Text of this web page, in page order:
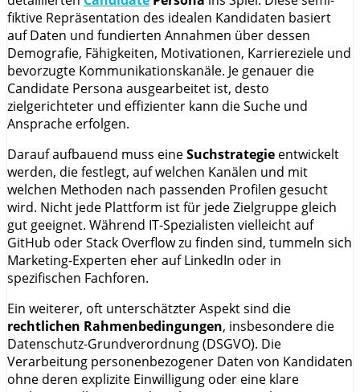
fiktive Repräsentation des idealen Kandidaten basiert
auf Daten und fundierten Annahmen über dessen
Demografie, Fähigkeiten, Motivationen, Karriereziele und
bevorzugte Kommunikationskanäle. Je genauer die
Candidate Persona ausgearbeitet ist, desto
zielgerichteter und effizienter kann die Suche und
Ansprache erfolgen.
Darauf aufbauend muss eineSuchstrategie entwickelt
werden, die festlegt, auf welchen Kanälen und mit
welchen Methoden nach passenden Profilen gesucht
wird. Nicht jede Plattform ist für jede Zielgruppe gleich
gut geeignet. Während IT-Spezialisten vielleicht auf
GitHub oder Stack Overflow zu finden sind, tummeln sich
Marketing-Experten eher auf LinkedIn oder in
spezifischen Fachforen.
Ein weiterer, oft unterschätzter Aspekt sind die
rechtlichen Rahmenbedingungen, insbesondere die
Datenschutz-Grundverordnung (DSGVO). Die
Verarbeitung personenbezogener Daten von Kandidaten
ohne deren explizite Einwilligung oder eine klare